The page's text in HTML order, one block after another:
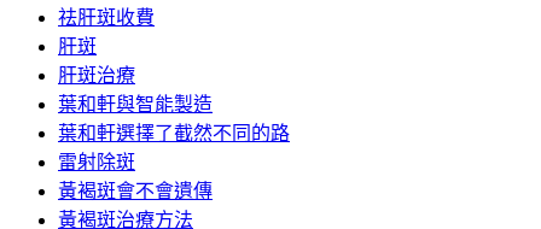
祛肝斑收費
肝斑
肝斑治療
葉和軒與智能製造
葉和軒選擇了截然不同的路
雷射除斑
黃褐斑會不會遺傳
黃褐斑治療方法